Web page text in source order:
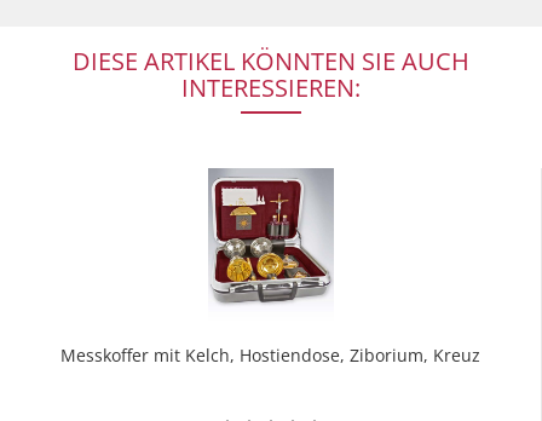
DIESE ARTIKEL KÖNNTEN SIE AUCH
INTERESSIEREN:
Messkoffer mit Kelch, Hostiendose, Ziborium, Kreuz